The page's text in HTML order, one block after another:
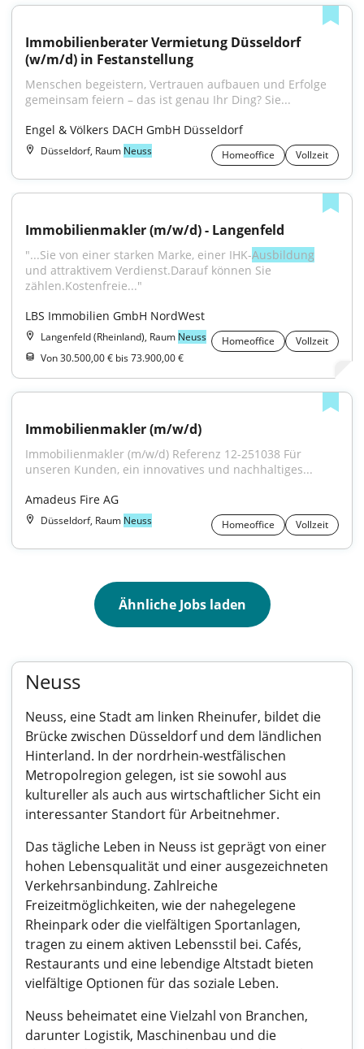
Immobilienberater Vermietung Düsseldorf
(w/m/d) in Festanstellung
Menschen begeistern, Vertrauen aufbauen und Erfolge
gemeinsam feiern – das ist genau Ihr Ding? Sie...
Engel & Völkers DACH GmbH Düsseldorf
Düsseldorf, Raum Neuss Homeoffice Vollzeit
Immobilienmakler (m/w/d) - Langenfeld
"...Sie von einer starken Marke, einer IHK-Ausbildung
und attraktivem Verdienst.Darauf können Sie
zählen.Kostenfreie..."
LBS Immobilien GmbH NordWest
Langenfeld (Rheinland), Raum Neuss Homeoffice
Vollzeit
Von 30.500,00 € bis 73.900,00 €
Immobilienmakler (m/w/d)
Immobilienmakler (m/w/d) Referenz 12-251038 Für
unseren Kunden, ein innovatives und nachhaltiges...
Amadeus Fire AG
Düsseldorf, Raum Neuss Homeoffice Vollzeit
Ähnliche Jobs laden
Neuss
Neuss, eine Stadt am linken Rheinufer, bildet die
Brücke zwischen Düsseldorf und dem ländlichen
Hinterland. In der nordrhein-westfälischen
Metropolregion gelegen, ist sie sowohl aus
kultureller als auch aus wirtschaftlicher Sicht ein
interessanter Standort für Arbeitnehmer.
Das tägliche Leben in Neuss ist geprägt von einer
hohen Lebensqualität und einer ausgezeichneten
Verkehrsanbindung. Zahlreiche
Freizeitmöglichkeiten, wie der nahegelegene
Rheinpark oder die vielfältigen Sportanlagen,
tragen zu einem aktiven Lebensstil bei. Cafés,
Restaurants und eine lebendige Altstadt bieten
vielfältige Optionen für das soziale Leben.
Neuss beheimatet eine Vielzahl von Branchen,
darunter Logistik, Maschinenbau und die